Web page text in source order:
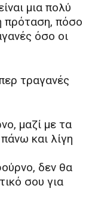
μια πολύ
πρόταση, πόσο
όσο οι
τραγανές
μαζί με τα
και λίγη
δεν θα
σου για